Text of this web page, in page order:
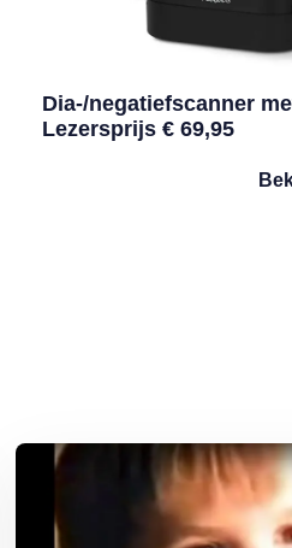
Dia-/negatiefscanner
Lezersprijs € 69,95
Lees meer over Iconische tv-